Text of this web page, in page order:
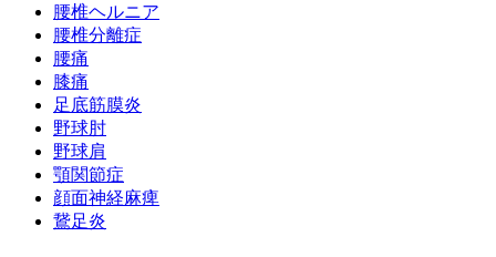
腰椎ヘルニア
腰椎分離症
腰痛
膝痛
足底筋膜炎
野球肘
野球肩
顎関節症
顔面神経麻痺
鵞足炎